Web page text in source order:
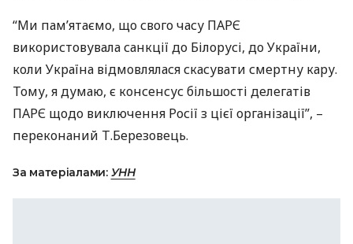
“Ми пам’ятаємо, що свого часу ПАРЄ
використовувала санкції до Білорусі, до України,
коли Україна відмовлялася скасувати смертну кару.
Тому, я думаю, є консенсус більшості делегатів
ПАРЄ щодо виключення Росії з цієї організації”, –
переконаний Т.Березовець.
За матеріалами: УНН